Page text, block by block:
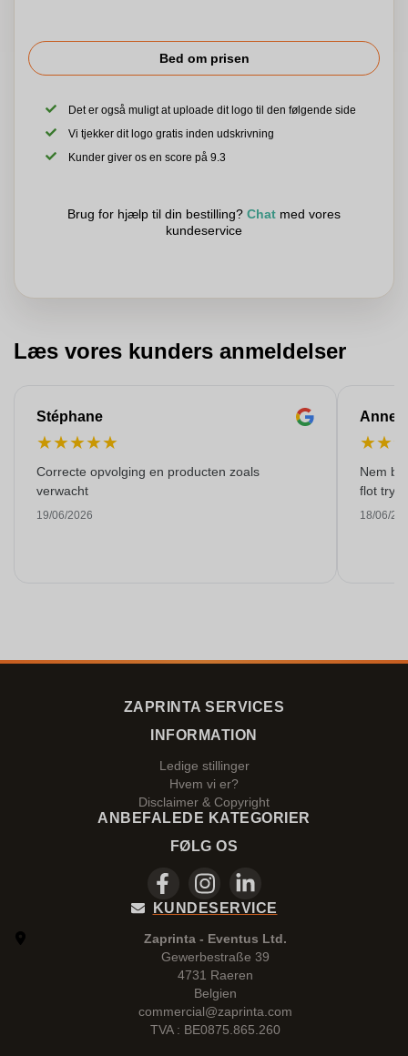
Bed om prisen
Det er også muligt at uploade dit logo til den følgende side
Vi tjekker dit logo gratis inden udskrivning
Kunder giver os en score på 9.3
Brug for hjælp til din bestilling? Chat med vores
kundeservice
Læs vores kunders anmeldelser
Stéphane
★★★★★
Correcte opvolging en producten zoals
verwacht
19/06/2026
Anne-
★★
Nem
flot tryk!
18/06/
ZAPRINTA SERVICES
INFORMATION
Ledige stillinger
Hvem vi er?
Disclaimer & Copyright
ANBEFALEDE KATEGORIER
FØLG OS
KUNDESERVICE
Zaprinta - Eventus Ltd.
Gewerbestraße 39
4731 Raeren
Belgien
commercial@zaprinta.com
TVA : BE0875.865.260